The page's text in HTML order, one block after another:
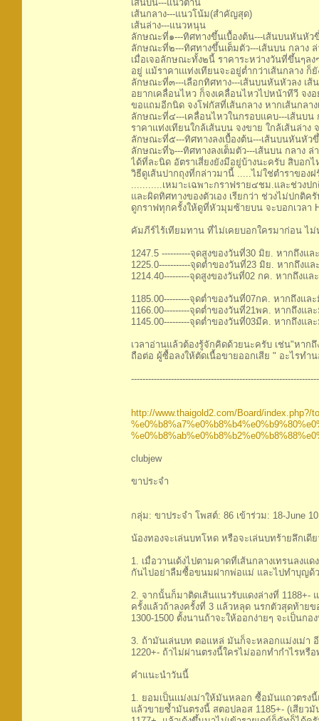
เส้นบน---แนวต้าน
เส้นกลาง---แนวโน้ม(สำคัญสุด)
เส้นล่าง---แนวหนุน
ลักษณะที่๑---ทิศทางขึ้นเบื้องต้น---เส้นบนหันหัว
ลักษณะที่๒---ทิศทางขึ้นเต็มตัว---เส้นบน กลาง
เมื่อเจอลักษณะทั้ง๒นี้ ราคาระหว่างวันที่ขึ้นๆลง
อยู่ แม้ราคาเแท่งเทียนจะอยู่ต่ำกว่าเส้นกลาง
ลักษณะที่๓---เลือกทิศทาง---เส้นบนหันหัวลง เ
อยากเคลื่อนไหว ก็จงเคลื่อนไหวไปหน้าทีวี จง
ขอแถมอีกนิด จงโฟกัสที่เส้นกลาง หากเส้นกล
ลักษณะที่๔---เคลื่อนไหวในกรอบแคบ---เส้นบน
ราคาแท่งเทียนใกล้เส้นบน จงขาย ใกล้เส้นล่า
ลักษณะที่๕---ทิศทางลงเบื้องต้น---เส้นบนหันหัว
ลักษณะที่๖---ทิศทางลงเต็มตัว---เส้นบน กลาง ล่
ได้ที่ละนิด อัตราเสี่ยงยังมีอยู่บ้างนะครับ สิบอกไ
วิธีดูเส้นปากถุงที่กล่าวมานี้ .....ไม่ใช่ตำราของ
...........เหมาะเฉพาะกราฟราย๔ชม.และช่วง
และผิดทิศทางของตัวเอง เรียกว่า ช่วงไม่ปกติครั
ดูกราฟทุกครั้งให้ดูที่หัวมุมซ้ายบน จะบอกเวลา
คัมภีร์ไร้เทียมทาน ที่ไม่เคยบอกใครมาก่อน ไ
1247.5 ----------จุดสูงของวันที่30 มิย. หากถึงแ
1225.0-----------จุดต่ำของวันที่23 มิย. หากถึงแ
1214.40---------จุดสูงของวันที่02 กค. หากถึงแ
1185.00---------จุดต่ำของวันที่07กค. หากถึงแล
1166.00---------จุดต่ำของวันที่21พค. หากถึงแ
1145.00---------จุดต่ำของวันที่03มีค. หากถึงแ
เวลาอ่านแล้วต้องรู้จักคิดด้วยนะครับ เช่น"หา
ถือต่อ ผู้ซื้อลงให้ตัดเนื้อขายออกเสีย " อะไรทำ
http://www.thaigold2.com/Board/index.php?/
clubjew
ขาประจำ
กลุ่ม: ขาประจำ โพสต์: 86 เข้าร่วม: 18-June
น้องทองจะเล่นบทโหด หรือจะเล่นบทร้ายลึกเดี
1. เมื่อวานเด้งไปตามคาดที่เส้นกลางเทรนลง
กันไปอย่าลืมซื้อขนมฝากพ่อแม่ และไปทำบุญด้
2. จากนั้นก็มาติดเส้นแนวรับแดงล่างที่ 1188+-
ครั้งแล้วถ้าลงครั้งที่ 3 แล้วหลุด นรกตัวสุดท้าย
1300-1500 ตั้งนานถ้าจะให้ออกง่ายๆ จะเป็นกอ
3. ถ้ามันเล่นบท ตอแหล่ มันก็จะหลอกแม่งเม่า
1220+- ถ้าไม่ผ่านตรงนี้ใครไม่ออกทำกำไรหรื
คำแนะนำวันนี้
1. ยอมเป็นเเม่งเม่าให้มันหลอก ซื้อมันแถวตรง
แล้วขายซ้ำมันตรงนี้ สตอปลอส 1185+- (เสีย